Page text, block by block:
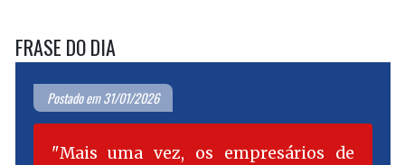
FRASE DO DIA
Postado em 31/01/2026
Mais uma vez, os empresários de